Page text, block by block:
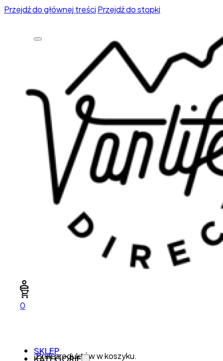
Przejdź do głównej treści Przejdź do stopki
0
Brak produktów w koszyku.
SKLEP
KATEGORIE